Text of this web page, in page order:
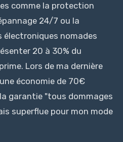
comme la protection
24/7 ou la
électroniques nomades
20 à 30% du
Lors de ma dernière
économie de 70€
garantie "tous dommages
superflue pour mon mode